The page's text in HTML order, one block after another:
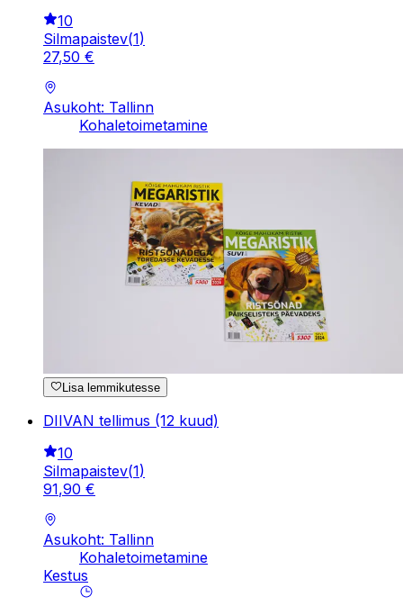
10
Silmapaistev(1)
27,50 €
Asukoht: Tallinn
Kohaletoimetamine
Lisa lemmikutesse
DIIVAN tellimus (12 kuud)
10
Silmapaistev(1)
91,90 €
Asukoht: Tallinn
Kohaletoimetamine
Kestus